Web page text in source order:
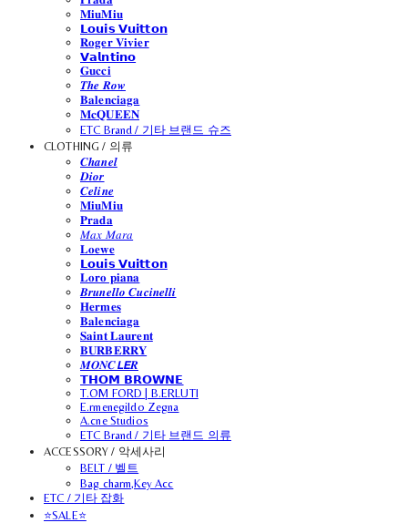
𝐌𝐢𝐮𝐌𝐢𝐮
𝗟𝗼𝘂𝗶𝘀 𝗩𝘂𝗶𝘁𝘁𝗼𝗻
𝐑𝐨𝐠𝐞𝐫 𝐕𝐢𝐯𝐢𝐞𝐫
𝗩𝗮𝗹𝗻𝘁𝗶𝗻𝗼
𝐆𝐮𝐜𝐜𝐢
𝑻𝒉𝒆 𝑹𝒐𝒘
𝐁𝐚𝐥𝐞𝐧𝐜𝐢𝐚𝐠𝐚
𝐌𝐜𝐐𝐔𝐄𝐄𝐍
ETC Brand / 기타 브랜드 슈즈
CLOTHING / 의류
𝑪𝒉𝒂𝒏𝒆𝒍
𝑫𝒊𝒐𝒓
𝑪𝒆𝒍𝒊𝒏𝒆
𝐌𝐢𝐮𝐌𝐢𝐮
𝐏𝐫𝐚𝐝𝐚
𝑀𝑎𝑥 𝑀𝑎𝑟𝑎
𝐋𝐨𝐞𝐰𝐞
𝗟𝗼𝘂𝗶𝘀 𝗩𝘂𝗶𝘁𝘁𝗼𝗻
𝐋𝐨𝐫𝐨 𝐩𝐢𝐚𝐧𝐚
𝑩𝒓𝒖𝒏𝒆𝒍𝒍𝒐 𝑪𝒖𝒄𝒊𝒏𝒆𝒍𝒍𝒊
𝐇𝐞𝐫𝐦𝐞𝐬
𝐁𝐚𝐥𝐞𝐧𝐜𝐢𝐚𝐠𝐚
𝐒𝐚𝐢𝐧𝐭 𝐋𝐚𝐮𝐫𝐞𝐧𝐭
𝐁𝐔𝐑𝐁𝐄𝐑𝐑𝐘
𝑴𝑶𝑵𝑪𝙇𝙀𝑹
𝗧𝗛𝗢𝗠 𝗕𝗥𝗢𝗪𝗡𝗘
T.OM FORD | B.ERLUTI
E.rmenegildo Zegna
A.cne Studios
ETC Brand / 기타 브랜드 의류
ACCESSORY / 악세사리
BELT / 벨트
Bag charm,Key Acc
ETC / 기타 잡화
⭐SALE⭐